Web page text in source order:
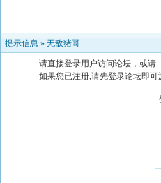
提示信息 » 无敌猪哥
请直接登录用户访问论坛，或请
如果您已注册,请先登录论坛即可